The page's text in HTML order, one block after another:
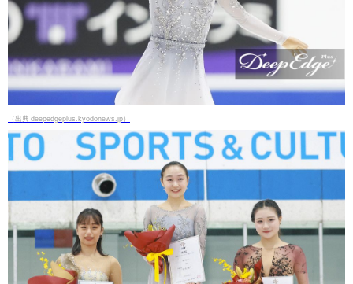
（出典 deepedgeplus.kyodonews.jp）